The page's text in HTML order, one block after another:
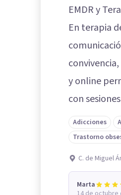
EMDR y
En terapia
y online
con
Adicciones
Trastorno
C. de Miguel
Marta